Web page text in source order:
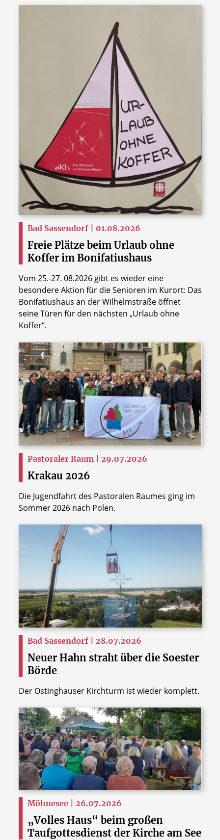
Bad Sassendorf | 01.08.2026
Freie Plätze beim Urlaub ohne
Koffer im Bonifatiushaus
Vom 25.-27. 08.2026 gibt es wieder eine
besondere Aktion für die Senioren im Kurort: Das
Bonifatiushaus an der Wilhelmstraße öffnet
seine Türen für den nächsten „Urlaub ohne
Koffer“.
Pastoraler Raum | 29.07.2026
Krakau 2026
Die Jugendfahrt des Pastoralen Raumes ging im
Sommer 2026 nach Polen.
Bad Sassendorf | 28.07.2026
Neuer Hahn straht über die Soester
Börde
Der Ostinghauser Kirchturm ist wieder komplett.
Möhnesee | 26.07.2026
„Volles Haus“ beim großen
Taufgottesdienst der Kirche am See